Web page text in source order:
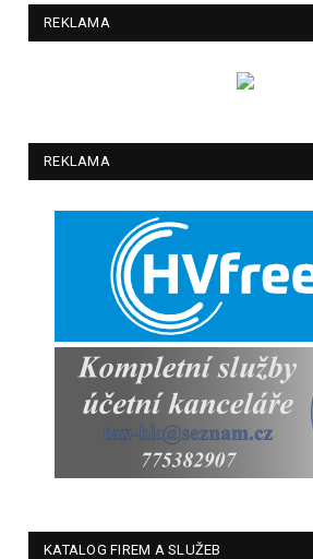
REKLAMA
REKLAMA
KATALOG FIREM A SLUŽEB